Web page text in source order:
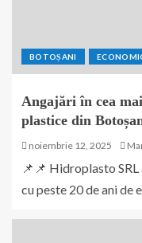
BOTOȘANI
Angajări în cea
plastice din
noiembrie 12, 2025
📌📌 Hidroplasto
cu peste 20 de ani de